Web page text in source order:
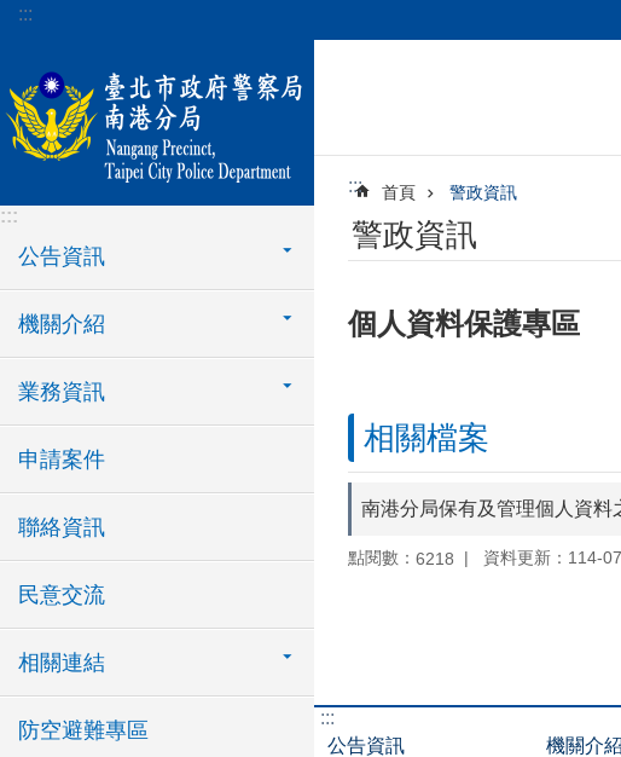
跳到主要內容區塊
:::
:::
公告資訊
機關介紹
業務資訊
申請案件
聯絡資訊
民意交流
相關連結
防空避難專區
::: 首頁 警政資訊
警政資訊
個人資料保護專區
相關檔案
南港分局保有及管理個人資料
點閱數： 6218 資料更新：114-
:::
公告資訊
機關介紹